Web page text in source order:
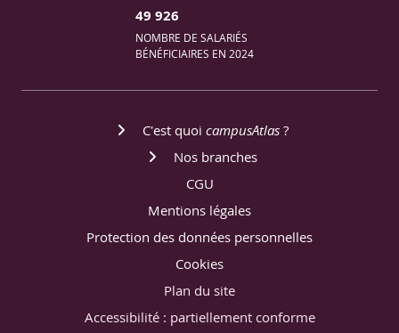
49 926
NOMBRE DE SALARIÉS
BÉNÉFICIAIRES EN 2024
C'est quoi campusAtlas ?
Nos branches
CGU
Mentions légales
Protection des données personnelles
Cookies
Plan du site
Accessibilité : partiellement conforme